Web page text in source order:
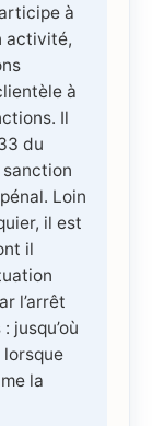
à
activité,
à
Il
du
Loin
il est
il
l’arrêt
jusqu’où
la